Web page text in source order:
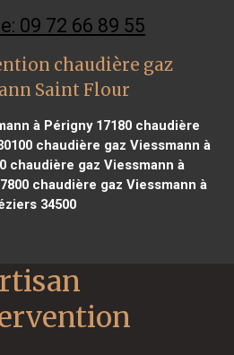
09 72 66 89 55
chaudière gaz
Saint Flour
à Périgny 17180 chaudière
chaudière gaz Viessmann à
chaudière gaz Viessmann à
chaudière gaz Viessmann à
34500